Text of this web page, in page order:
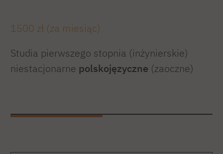
1500 zł (za miesiąc)
Studia pierwszego stopnia (inżynierskie)
niestacjonarne polskojęzyczne (zaoczne)